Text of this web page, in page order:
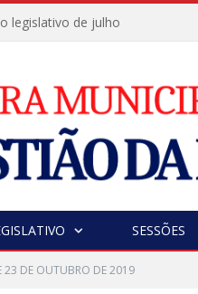
legislativo de julho
SESSÕES
23 DE OUTUBRO DE 2019